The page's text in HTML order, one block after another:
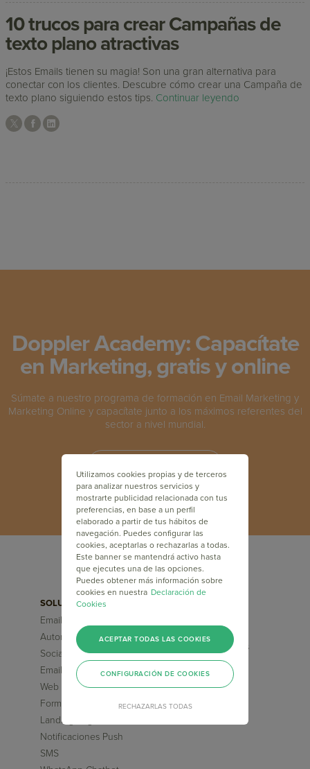
10 trucos para crear Campañas de
texto plano atractivas
¡Estos Emails tienen su magia! Son una gran alternativa para
conectar con los clientes. Descubre cómo crear una Campaña de
texto plano siguiendo estos tips. Continuar leyendo
Doppler Academy: Capacítate
en Marketing, gratis y online
Súmate a nuestro programa de formación en Email Marketing y
Marketing Online y capacítate junto a los máximos referentes del
sector a nivel mundial.
SOLUCIONES
Email Marketing
Automation Marketing
Social Media ChatBot
Email Transaccional
Web Chatbot
Formularios
Landing Pages
Notificaciones Push
SMS
Flujos pre-diseñados
Inteligencia Artificial
Reportes
Utilizamos cookies propias y de terceros
para analizar nuestros servicios y
mostrarte publicidad relacionada con tus
preferencias, en base a un perfil
elaborado a partir de tus hábitos de
navegación. Puedes configurar las
cookies, aceptarlas o rechazarlas a todas.
Este banner se mantendrá activo hasta
que ejecutes una de las opciones.
Puedes obtener más información sobre
cookies en nuestra Declaración de
Cookies
RECHAZARLAS TODAS
ACEPTAR TODAS LAS COOKIES
CONFIGURACIÓN DE COOKIES